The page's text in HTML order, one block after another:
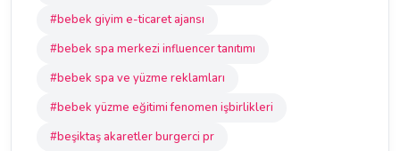
#bebek giyim e-ticaret ajansı
#bebek spa merkezi influencer tanıtımı
#bebek spa ve yüzme reklamları
#bebek yüzme eğitimi fenomen işbirlikleri
#beşiktaş akaretler burgerci pr